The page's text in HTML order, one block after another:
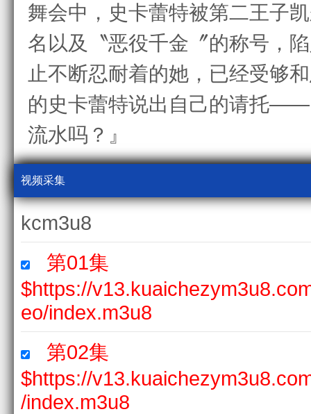
舞会中，史卡蕾特被第二王子
名以及〝恶役千金〞的称号
止不断忍耐着的她，已经受
的史卡蕾特说出自己的请托——
流水吗？』
视频采集
kcm3u8
第01集
$https://
eo/index.m3u8
第02集
$https://
/index.m3u8